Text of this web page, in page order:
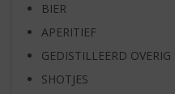
BIER
APERITIEF
GEDISTILLEERD OVERIG
SHOTJES